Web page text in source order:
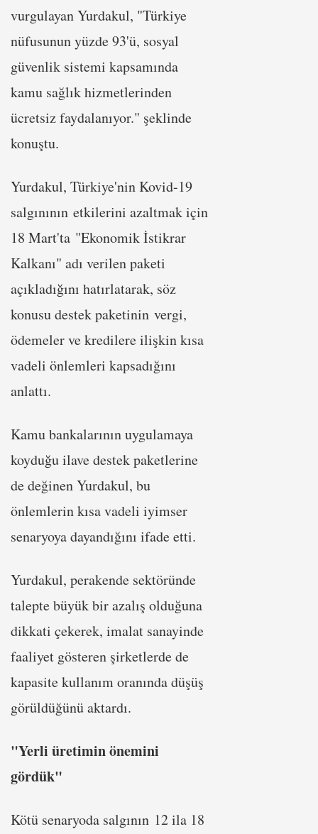
vurgulayan Yurdakul, "Türkiye
nüfusunun yüzde 93'ü, sosyal
güvenlik sistemi kapsamında
kamu sağlık hizmetlerinden
ücretsiz faydalanıyor." şeklinde
konuştu.
Yurdakul, Türkiye'nin Kovid-19
salgınının etkilerini azaltmak için
18 Mart'ta "Ekonomik İstikrar
Kalkanı" adı verilen paketi
açıkladığını hatırlatarak, söz
konusu destek paketinin vergi,
ödemeler ve kredilere ilişkin kısa
vadeli önlemleri kapsadığını
anlattı.
Kamu bankalarının uygulamaya
koyduğu ilave destek paketlerine
de değinen Yurdakul, bu
önlemlerin kısa vadeli iyimser
senaryoya dayandığını ifade etti.
Yurdakul, perakende sektöründe
talepte büyük bir azalış olduğuna
dikkati çekerek, imalat sanayinde
faaliyet gösteren şirketlerde de
kapasite kullanım oranında düşüş
görüldüğünü aktardı.
"Yerli üretimin önemini
gördük"
Kötü senaryoda salgının 12 ila 18